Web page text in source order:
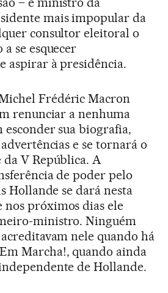
mais impopular da
consultor eleitoral o
se esquecer
aspirar à presidência.
Frédéric Macron
renunciar a nenhuma
esconder sua biografia,
e se tornará o
V República. A
de poder pelo
Hollande se dará nesta
nos próximos dias ele
ministro. Ninguém
nele quando há
Marcha!, quando ainda
de Hollande.